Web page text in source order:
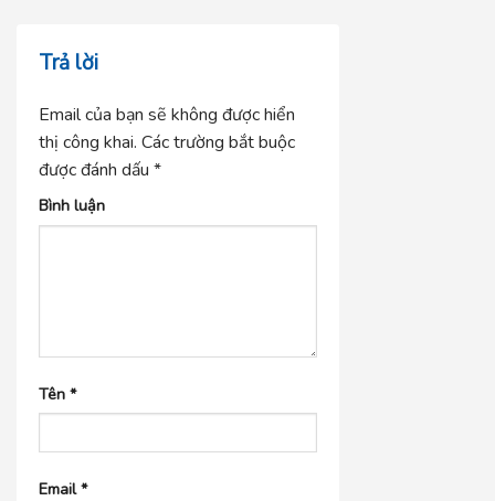
Trả lời
Email của bạn sẽ không được hiển
thị công khai. Các trường bắt buộc
được đánh dấu *
Bình luận
Tên *
Email*